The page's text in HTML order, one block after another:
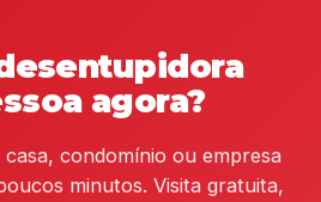
agora?
condomínio ou empresa
minutos. Visita gratuita,